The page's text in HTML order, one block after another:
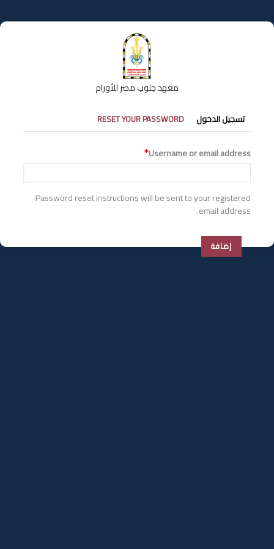
إلى
المحتوى
معهد جنوب مصر للأورام
التبويبات
الأساسية
تسجيل الدخول RESET YOUR PASSWORD
Username or email address
Password reset instructions will be sent to your registered
email address.